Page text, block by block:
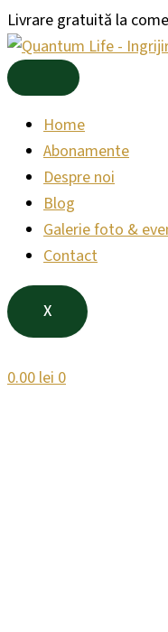
Skip
to
content
Livrare gratuită la
Home
Abonamente
Despre noi
Blog
Galerie foto &
Contact
X
0.00lei0
search
search